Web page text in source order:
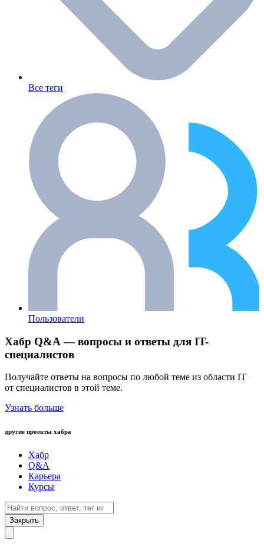
Все теги
Пользователи
Хабр Q&A — вопросы и ответы для IT-
специалистов
Получайте ответы на вопросы по любой теме из области IT
от специалистов в этой теме.
Узнать больше
другие проекты хабра
Хабр
Q&A
Карьера
Курсы
Закрыть